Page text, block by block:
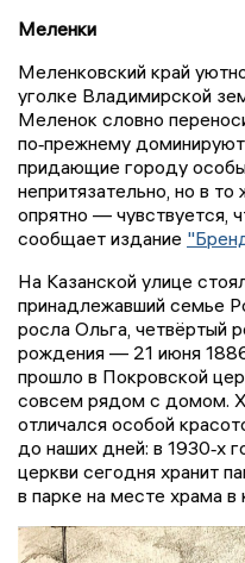
Меленки
Меленковский край
уголке Владимирской
Меленок словно
по‑прежнему
придающие городу
непритязательно, но в
опрятно — чувствуется,
сообщает издание
На Казанской улице
принадлежавший семье
росла Ольга, четвёртый
рождения — 21 июня
прошло в Покровской
совсем рядом с домом.
отличался особой
до наших дней: в 1930‑х
церкви сегодня хранит
в парке на месте храма в